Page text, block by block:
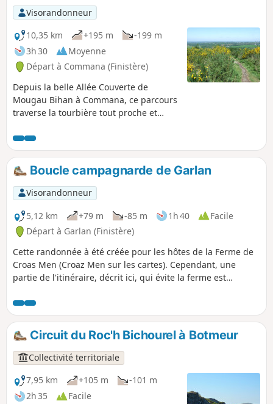
Visorandonneur
10,35 km
+195 m
-199 m
3h 30
Moyenne
Départ à Commana (Finistère)
Depuis la belle Allée Couverte de
Mougau Bihan à Commana, ce parcours
traverse la tourbière tout proche et
d'Arrée. En suivant cette ligne de crête,
on rejoint les bords du Lac du Drennec
avant de revenir par des petites routes
de campagne.
Boucle campagnarde de Garlan
Visorandonneur
5,12 km
+79 m -85 m 1h 40
Facile
Départ à Garlan (Finistère)
Cette randonnée à été créée pour les hôtes de la Ferme de
Croas Men (Croaz Men sur les cartes). Cependant, une
partie de l'itinéraire, décrit ici, qui évite la ferme est
boucle campagnarde qui permet de découvrir un lavoir,
quelques jolies maisons et leurs hortensias, et qui croise la
rivière le Dourduff. Hôtes de Croas Men, voir ce lien.
Circuit du Roc'h Bichourel à Botmeur
Collectivité territoriale
7,95 km
+105 m
-101 m
2h 35
Facile